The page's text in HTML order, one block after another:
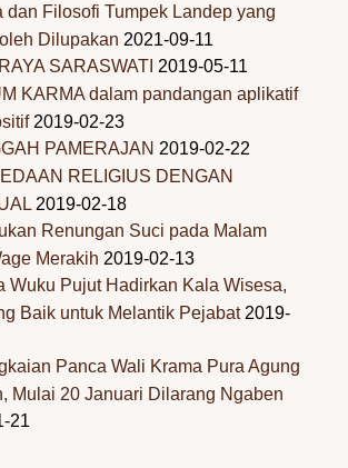
dan Filosofi Tumpek Landep yang
Dilupakan 2021-09-11
SARASWATI 2019-05-11
KARMA dalam pandangan aplikatif
2019-02-23
PAMERAJAN 2019-02-22
RELIGIUS DENGAN
2019-02-18
Renungan Suci pada Malam
Merakih 2019-02-13
Wuku Pujut Hadirkan Kala Wisesa,
Baik untuk Melantik Pejabat 2019-
Panca Wali Krama Pura Agung
Mulai 20 Januari Dilarang Ngaben
21